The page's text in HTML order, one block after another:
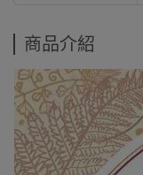
商品介紹